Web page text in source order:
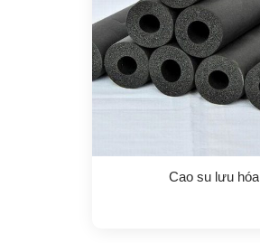
Cao su lưu hóa